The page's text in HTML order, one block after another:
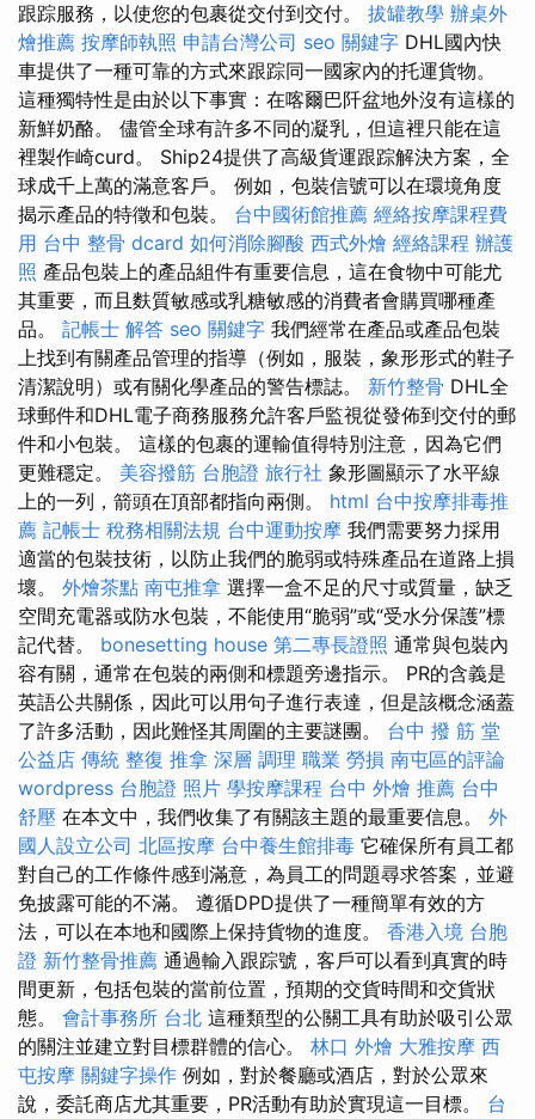
跟踪服務，以使您的包裹從交付到交付。 拔罐教學 辦桌外
燴推薦 按摩師執照 申請台灣公司 seo 關鍵字 DHL國內快
車提供了一種可靠的方式來跟踪同一國家內的托運貨物。
這種獨特性是由於以下事實：在喀爾巴阡盆地外沒有這樣的
新鮮奶酪。 儘管全球有許多不同的凝乳，但這裡只能在這
裡製作崎curd。 Ship24提供了高級貨運跟踪解決方案，全
球成千上萬的滿意客戶。 例如，包裝信號可以在環境角度
揭示產品的特徵和包裝。 台中國術館推薦 經絡按摩課程費
用 台中 整骨 dcard 如何消除腳酸 西式外燴 經絡課程 辦護
照 產品包裝上的產品組件有重要信息，這在食物中可能尤
其重要，而且麩質敏感或乳糖敏感的消費者會購買哪種產
品。 記帳士 解答 seo 關鍵字 我們經常在產品或產品包裝
上找到有關產品管理的指導（例如，服裝，象形形式的鞋子
清潔說明）或有關化學產品的警告標誌。 新竹整骨 DHL全
球郵件和DHL電子商務服務允許客戶監視從發佈到交付的郵
件和小包裝。 這樣的包裹的運輸值得特別注意，因為它們
更難穩定。 美容撥筋 台胞證 旅行社 象形圖顯示了水平線
上的一列，箭頭在頂部都指向兩側。 html 台中按摩排毒推
薦 記帳士 稅務相關法規 台中運動按摩 我們需要努力採用
適當的包裝技術，以防止我們的脆弱或特殊產品在道路上損
壞。 外燴茶點 南屯推拿 選擇一盒不足的尺寸或質量，缺乏
空間充電器或防水包裝，不能使用“脆弱”或“受水分保護”標
記代替。 bonesetting house 第二專長證照 通常與包裝內
容有關，通常在包裝的兩側和標題旁邊指示。 PR的含義是
英語公共關係，因此可以用句子進行表達，但是該概念涵蓋
了許多活動，因此難怪其周圍的主要謎團。 台中 撥 筋 堂
公益店 傳統 整復 推拿 深層 調理 職業 勞損 南屯區的評論
wordpress 台胞證 照片 學按摩課程 台中 外燴 推薦 台中
舒壓 在本文中，我們收集了有關該主題的最重要信息。 外
國人設立公司 北區按摩 台中養生館排毒 它確保所有員工都
對自己的工作條件感到滿意，為員工的問題尋求答案，並避
免披露可能的不滿。 遵循DPD提供了一種簡單有效的方
法，可以在本地和國際上保持貨物的進度。 香港入境 台胞
證 新竹整骨推薦 通過輸入跟踪號，客戶可以看到真實的時
間更新，包括包裝的當前位置，預期的交貨時間和交貨狀
態。 會計事務所 台北 這種類型的公關工具有助於吸引公眾
的關注並建立對目標群體的信心。 林口 外燴 大雅按摩 西
屯按摩 關鍵字操作 例如，對於餐廳或酒店，對於公眾來
說，委託商店尤其重要，PR活動有助於實現這一目標。 台